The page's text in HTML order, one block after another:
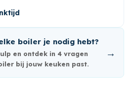
boiler je nodig hebt?
en ontdek in 4 vragen
bij jouw keuken past.
→